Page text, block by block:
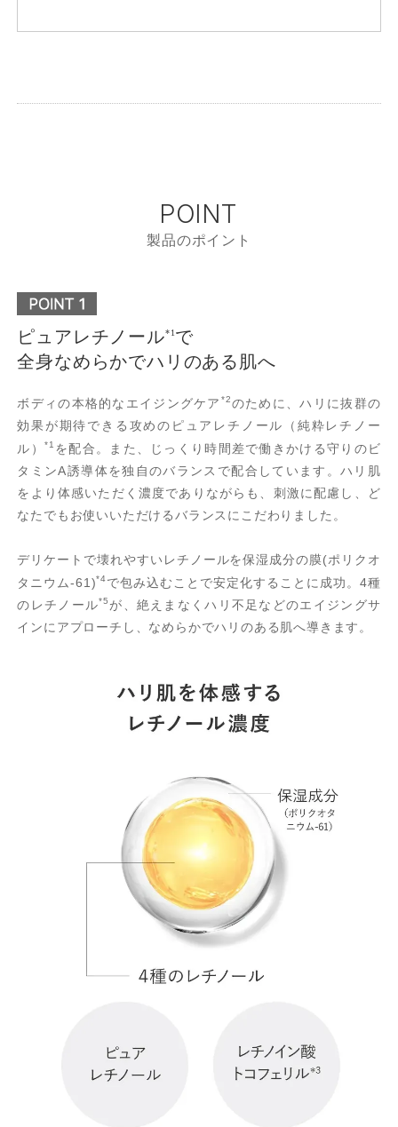
POINT
製品のポイント
ピュアレチノール*1で
全身なめらかでハリのある肌へ
ボディの本格的なエイジングケア *2のために、ハリに抜群の
効果が期待できる攻めのピュアレチノール（純粋レチノー
ル）
*1 を配合。また、じっくり時間差で働きかける守りのビ
タミンA誘導体を独自のバランスで配合しています。ハリ肌
をより体感いただく濃度でありながらも、刺激に配慮し、ど
なたでもお使いいただけるバランスにこだわりました。
デリケートで壊れやすいレチノールを保湿成分の膜(ポリクオ
タニウム-61)*4で包み込むことで安定化することに成功。4種
のレチノール*5 が、絶えまなくハリ不足などのエイジングサ
インにアプローチし、なめらかでハリのある肌へ導きます。